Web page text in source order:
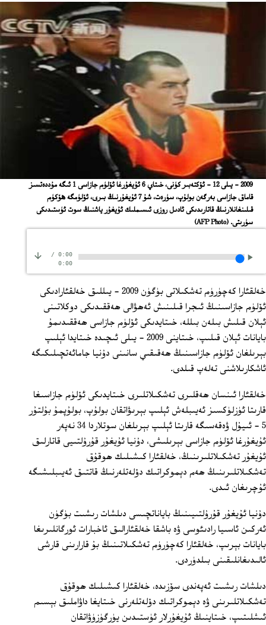
2009 ‏- ﻳﯩﻠﻰ 12 - ﺋﯚﻛﺘﻪﺑﯩﺮ ﻛﯜﻧﻰ، ﺧﯩﺘﺎﻱ 6 ﺋﯘﻳﻐﯘﺭﻏﺎ ﺋﯚﻟﯜﻡ ﺟﺎﺯﺍﺳﻰ 1 ﺋﯩﮕﻪ ﻣﯘﺩﺩﻩﺗﺴﯩﺰ
ﻗﺎﻣﺎﻕ ﺟﺎﺯﺍﺳﻰ ﺑﻪﺭﮔﻪﻥ ﺑﻮﻟﯘﭖ، ﺳﯜﺭﻩﺕ، ﺷﯘ 7 ﺋﯘﻳﻐﯘﺭﻧﯩﯔ ﺑﯩﺮﻯ، ﺋﯚﻟﯜﻣﮕﻪ ﻫﯚﻛﯜﻡ
ﻗﯩﻠﯩﻨﻐﺎﻧﻼﺭﻧﯩﯔ ﻗﺎﺗﺎﺭﯨﺪﯨﻜﻰ ﺋﺎﺩﯨﻞ ﺭﻭﺯﻯ ﺋﯩﺴﯩﻤﻠﯩﻚ ﺋﯘﻳﻐﯘﺭ ﻳﺎﺷﻨﯩﯔ ﺳﻮﺕ ﺋﯜﺳﺘﯩﺪﯨﻜﻰ
ﺳﯜﺭﯨﺘﻰ.(AFP Photo)
0:00
/
0:00
خەلقئارا كەچۈرۈم تەشكىلاتى بۈگۈن 2009 - يىللىق خەلقئارادىكى
ئۆلۈم جازاسىنىڭ ئىجرا قىلىنىش ئەھۋالى ھەققىدىكى دوكلاتىنى
ئېلان قىلىش بىلەن بىللە، خىتايدىكى ئۆلۈم جازاسى ھەققىدىمۇ
بايانات ئېلان قىلىپ، خىتاينى 2009 - يىلى ئىچىدە خىتايدا ئېلىپ
بېرىلغان ئۆلۈم جازاسىنىڭ ھەقىقىي سانىنى دۇنيا جامائەتچىلىكىگە
ئاشكارىلاشنى تەلەپ قىلدى.
خەلقئارا ئىنسان ھەقلىرى تەشكىلاتلىرى خىتايدىكى ئۆلۈم جازاسىغا
قارىتا ئۈزلۈكسىز ئەيىبلەش ئېلىپ بېرىۋاتقان بولۇپ، بولۇپمۇ بۇلتۇر
5 - ئىيۇل ۋەقەسىگە قارىتا ئېلىپ بېرىلغان سوتلاردا 34 نەپەر
ئۇيغۇرغا ئۆلۈم جازاسى بېرىلىشى، دۇنيا ئۇيغۇر قۇرۇلتىيى قاتارلىق
ئۇيغۇر تەشكىلاتلىرىنىڭ، خەلقئارا كىشىلىك ھوقۇق
تەشكىلاتلىرىنىڭ ھەم دېموكراتىك دۆلەتلەرنىڭ قاتتىق ئەيىبلىشىگە
ئۇچرىغان ئىدى.
دۇنيا ئۇيغۇر قۇرۇلتىيىنىڭ باياناتچىسى دىلشات رىشىت بۈگۈن
ئەركىن ئاسىيا رادىئوسى ۋە باشقا خەلقئارالىق ئاخبارات ئورگانلىرىغا
بايانات بېرىپ، خەلقئارا كەچۈرۈم تەشكىلاتىنىڭ بۇ قارارىنى قارشى
ئالىدىغانلىقىنى بىلدۈردى.
دىلشات رىشىت ئەپەندى سۆزىدە، خەلقئارا كىشىلىك ھوقۇق
تەشكىلاتلىرىنى ۋە دېموكراتىك دۆلەتلەرنى خىتايغا داۋاملىق بېسىم
ئىشلىتىپ، خىتاينىڭ ئۇيغۇرلار ئۈستىدىن يۈرگۈزۈۋاتقان